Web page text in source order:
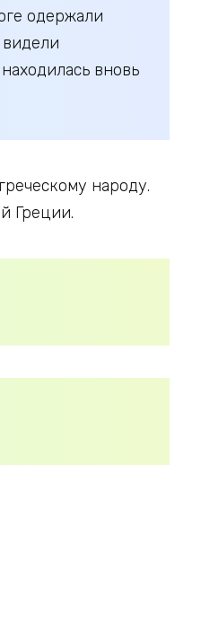
одержали
вновь
народу.
Греции.